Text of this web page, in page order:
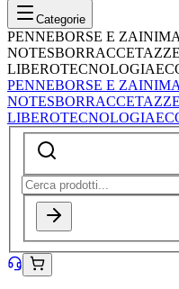
Categorie
PENNEBORSE E ZAINI
NOTESBORRACCETAZZE
LIBEROTECNOLOGIA
PENNEBORSE E ZAINI
NOTESBORRACCETAZZE
LIBEROTECNOLOGIA